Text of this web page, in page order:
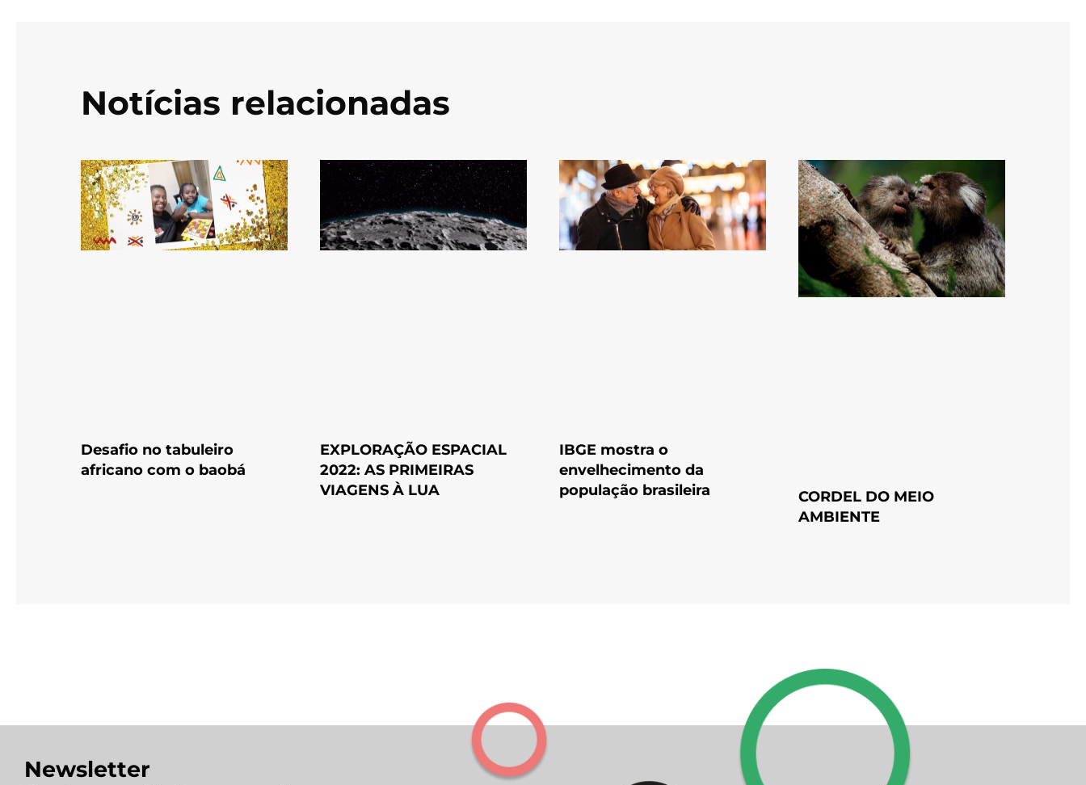
Notícias relacionadas
Desafio no tabuleiro
africano com o baobá
EXPLORAÇÃO ESPACIAL
2022: AS PRIMEIRAS
VIAGENS À LUA
IBGE mostra o
envelhecimento da
população brasileira
CORDEL DO MEIO
AMBIENTE
Newsletter